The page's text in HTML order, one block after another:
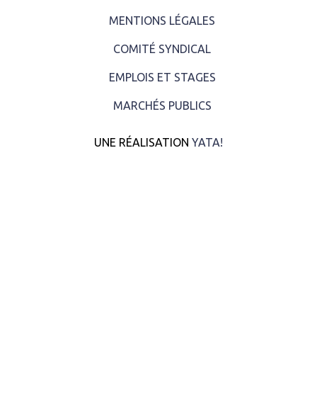
MENTIONS LÉGALES
COMITÉ SYNDICAL
EMPLOIS ET STAGES
MARCHÉS PUBLICS
UNE RÉALISATION YATA!